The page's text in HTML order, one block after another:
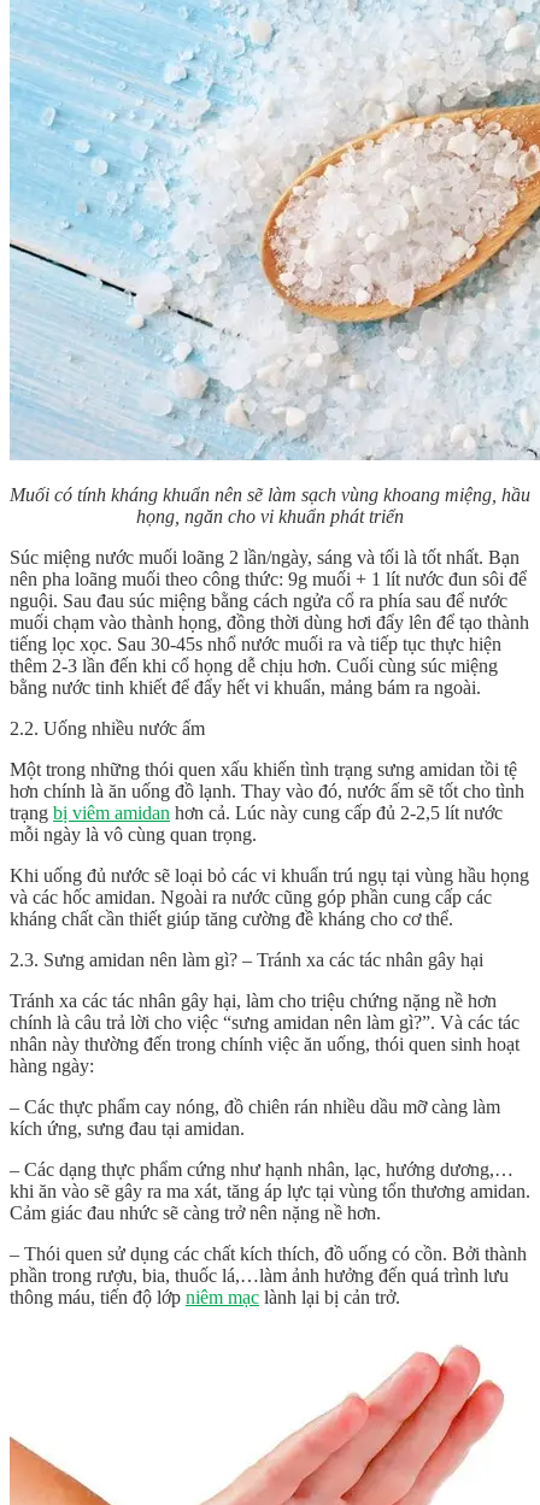
Muối có tính kháng khuẩn nên sẽ làm sạch vùng khoang miệng, hầu
họng, ngăn cho vi khuẩn phát triển
Súc miệng nước muối loãng 2 lần/ngày, sáng và tối là tốt nhất. Bạn
nên pha loãng muối theo công thức: 9g muối + 1 lít nước đun sôi để
nguội. Sau đau súc miệng bằng cách ngửa cổ ra phía sau để nước
muối chạm vào thành họng, đồng thời dùng hơi đẩy lên để tạo thành
tiếng lọc xọc. Sau 30-45s nhổ nước muối ra và tiếp tục thực hiện
thêm 2-3 lần đến khi cổ họng dễ chịu hơn. Cuối cùng súc miệng
bằng nước tinh khiết để đẩy hết vi khuẩn, mảng bám ra ngoài.
2.2. Uống nhiều nước ấm
Một trong những thói quen xấu khiến tình trạng sưng amidan tồi tệ
hơn chính là ăn uống đồ lạnh. Thay vào đó, nước ấm sẽ tốt cho tình
trạng bị viêm amidan hơn cả. Lúc này cung cấp đủ 2-2,5 lít nước
mỗi ngày là vô cùng quan trọng.
Khi uống đủ nước sẽ loại bỏ các vi khuẩn trú ngụ tại vùng hầu họng
và các hốc amidan. Ngoài ra nước cũng góp phần cung cấp các
kháng chất cần thiết giúp tăng cường đề kháng cho cơ thể.
2.3. Sưng amidan nên làm gì? – Tránh xa các tác nhân gây hại
Tránh xa các tác nhân gây hại, làm cho triệu chứng nặng nề hơn
chính là câu trả lời cho việc “sưng amidan nên làm gì?”. Và các tác
nhân này thường đến trong chính việc ăn uống, thói quen sinh hoạt
hàng ngày:
– Các thực phẩm cay nóng, đồ chiên rán nhiều dầu mỡ càng làm
kích ứng, sưng đau tại amidan.
– Các dạng thực phẩm cứng như hạnh nhân, lạc, hướng dương,…
khi ăn vào sẽ gây ra ma xát, tăng áp lực tại vùng tổn thương amidan.
Cảm giác đau nhức sẽ càng trở nên nặng nề hơn.
– Thói quen sử dụng các chất kích thích, đồ uống có cồn. Bởi thành
phần trong rượu, bia, thuốc lá,…làm ảnh hưởng đến quá trình lưu
thông máu, tiến độ lớp niêm mạc lành lại bị cản trở.